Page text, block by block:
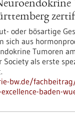
oder bösartige
sich aus
Tumoren
Society als erste
bw.de/
baden-